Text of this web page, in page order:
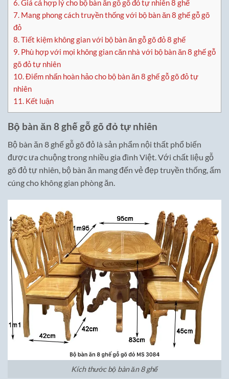
6.Giá cả hợp lý cho bộ bàn ăn gỗ gõ đỏ tự nhiên 8 ghế
7. Mang phong cách truyền thống với bộ bàn ăn 8 ghế gỗ gõ
đỏ
8.Tiết kiệm không gian với bộ bàn ăn gỗ gõ đỏ 8 ghế
9. Phù hợp với mọi không gian căn nhà với bộ bàn ăn 8 ghế gỗ
gõ đỏ tự nhiên
10.Điểm nhấn hoàn hảo cho bộ bàn ăn 8 ghế gỗ gõ đỏ tự
nhiên
11. Kết luận
Bộ bàn ăn 8 ghế gỗ gõ đỏ tự nhiên
Bộ bàn ăn 8 ghế gỗ gõ đỏ là sản phẩm nội thất phổ biến
được ưa chuộng trong nhiều gia đình Việt. Với chất liệu gỗ
gõ đỏ tự nhiên, bộ bàn ăn mang đến vẻ đẹp truyền thống, ấm
cúng cho không gian phòng ăn.
Kích thước bộ bàn ăn 8 ghế